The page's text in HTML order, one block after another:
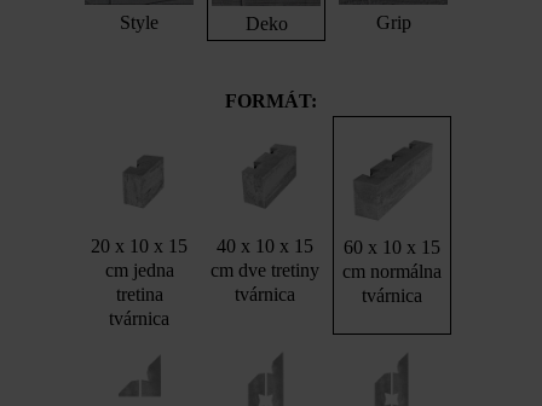
Style Deko Grip
FORMÁT:
20 x 10 x 15
cm jedna
tretina
tvárnica
40 x 10 x 15
cm dve tretiny
tvárnica
60 x 10 x 15
cm normálna
tvárnica